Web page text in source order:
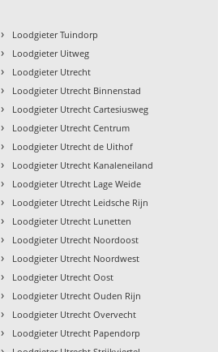
› Loodgieter Tuindorp
› Loodgieter Uitweg
› Loodgieter Utrecht
› Loodgieter Utrecht Binnenstad
› Loodgieter Utrecht Cartesiusweg
› Loodgieter Utrecht Centrum
› Loodgieter Utrecht de Uithof
› Loodgieter Utrecht Kanaleneiland
› Loodgieter Utrecht Lage Weide
› Loodgieter Utrecht Leidsche Rijn
› Loodgieter Utrecht Lunetten
› Loodgieter Utrecht Noordoost
› Loodgieter Utrecht Noordwest
› Loodgieter Utrecht Oost
› Loodgieter Utrecht Ouden Rijn
› Loodgieter Utrecht Overvecht
› Loodgieter Utrecht Papendorp